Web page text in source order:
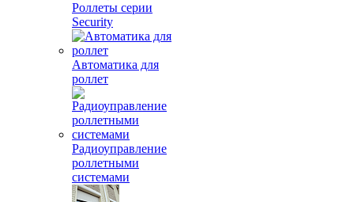
Роллеты серии
Security
Автоматика для
роллет
Радиоуправление
роллетными
системами